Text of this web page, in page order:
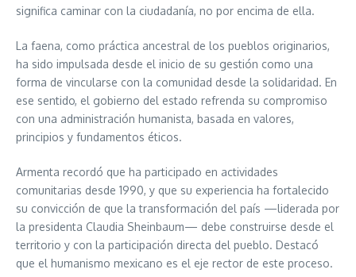
significa caminar con la ciudadanía, no por encima de ella.
La faena, como práctica ancestral de los pueblos originarios,
ha sido impulsada desde el inicio de su gestión como una
forma de vincularse con la comunidad desde la solidaridad. En
ese sentido, el gobierno del estado refrenda su compromiso
con una administración humanista, basada en valores,
principios y fundamentos éticos.
Armenta recordó que ha participado en actividades
comunitarias desde 1990, y que su experiencia ha fortalecido
su convicción de que la transformación del país —liderada por
la presidenta Claudia Sheinbaum— debe construirse desde el
territorio y con la participación directa del pueblo. Destacó
que el humanismo mexicano es el eje rector de este proceso.